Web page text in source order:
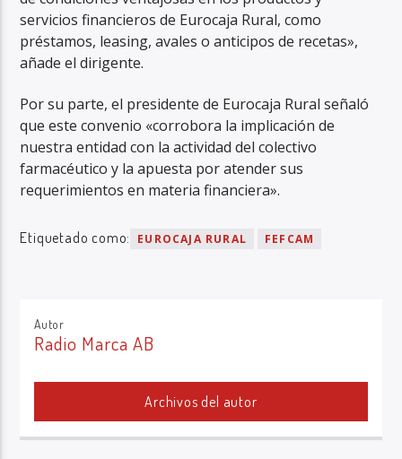
servicios financieros de Eurocaja Rural, como
préstamos, leasing, avales o anticipos de recetas»,
añade el dirigente.
Por su parte, el presidente de Eurocaja Rural señaló
que este convenio «corrobora la implicación de
nuestra entidad con la actividad del colectivo
farmacéutico y la apuesta por atender sus
requerimientos en materia financiera».
Etiquetado como: EUROCAJA RURAL FEFCAM
Autor
Radio Marca AB
Archivos del autor